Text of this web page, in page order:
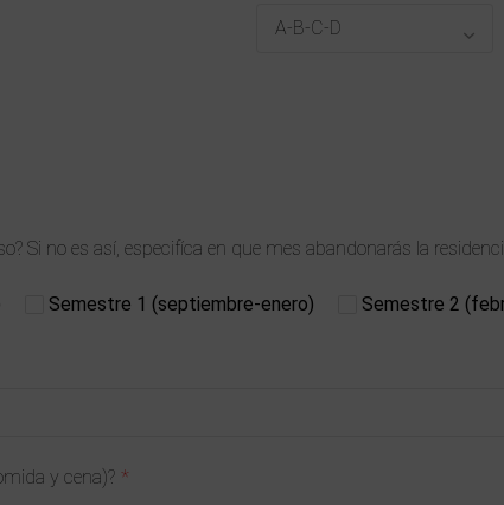
Si no es así, especifíca en que mes abandonarás la
Semestre 1 (septiembre-enero) Semestre 2
y cena)?